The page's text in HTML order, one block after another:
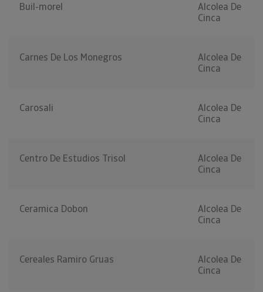
Buil-morel
Alcolea De
Cinca
Carnes De Los Monegros
Alcolea De
Cinca
Carosali
Alcolea De
Cinca
Centro De Estudios Trisol
Alcolea De
Cinca
Ceramica Dobon
Alcolea De
Cinca
Cereales Ramiro Gruas
Alcolea De
Cinca